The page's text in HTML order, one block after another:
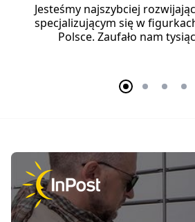
Jesteśmy najszybciej
specjalizującym się w
Polsce. Zaufało nam